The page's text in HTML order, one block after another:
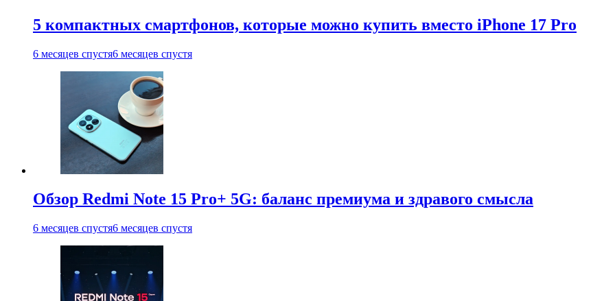
5 компактных смартфонов, которые можно купить вместо iPhone 17 Pro
6 месяцев спустя6 месяцев спустя
Обзор Redmi Note 15 Pro+ 5G: баланс премиума и здравого смысла
6 месяцев спустя6 месяцев спустя